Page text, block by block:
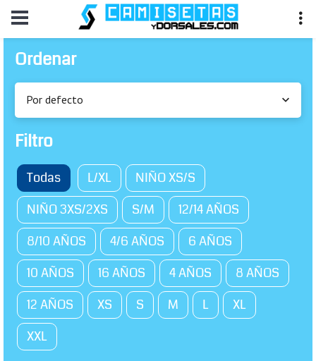
Ordenar
Por defecto
Filtro
Todas L/XL
NIÑO XS/S
NIÑO 3XS/2XS
S/M
12/14 AÑOS
8/10 AÑOS
4/6 AÑOS
6 AÑOS
10 AÑOS
16 AÑOS 4 AÑOS
8 AÑOS
12 AÑOS
XS S M L
XL
XXL